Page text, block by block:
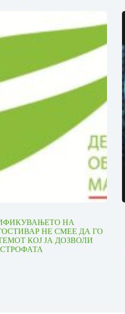
НА
НЕ СМЕЕ ДА ГО
КОЈ ЈА ДОЗВОЛИ